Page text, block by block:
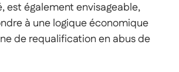
est également envisageable,
à une logique économique
de requalification en abus de